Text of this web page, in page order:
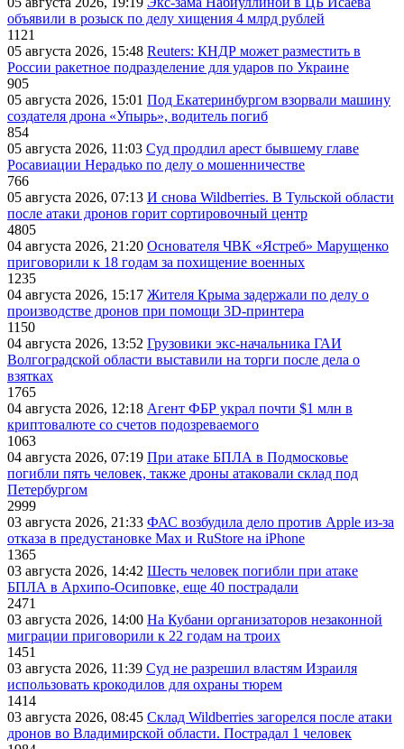
объявили в розыск по делу хищения 4 млрд рублей
1121
05 августа 2026, 15:48 Reuters: КНДР может разместить в
России ракетное подразделение для ударов по Украине
905
05 августа 2026, 15:01 Под Екатеринбургом взорвали машину
создателя дрона «Упырь», водитель погиб
854
05 августа 2026, 11:03 Суд продлил арест бывшему главе
Росавиации Нерадько по делу о мошенничестве
766
05 августа 2026, 07:13 И снова Wildberries. В Тульской области
после атаки дронов горит сортировочный центр
4805
04 августа 2026, 21:20 Основателя ЧВК «Ястреб» Марущенко
приговорили к 18 годам за похищение военных
1235
04 августа 2026, 15:17 Жителя Крыма задержали по делу о
производстве дронов при помощи 3D‑принтера
1150
04 августа 2026, 13:52 Грузовики экс-начальника ГАИ
Волгоградской области выставили на торги после дела о
взятках
1765
04 августа 2026, 12:18 Агент ФБР украл почти $1 млн в
криптовалюте со счетов подозреваемого
1063
04 августа 2026, 07:19 При атаке БПЛА в Подмосковье
погибли пять человек, также дроны атаковали склад под
Петербургом
2999
03 августа 2026, 21:33 ФАС возбудила дело против Apple из-за
отказа в предустановке Max и RuStore на iPhone
1365
03 августа 2026, 14:42 Шесть человек погибли при атаке
БПЛА в Архипо-Осиповке, еще 40 пострадали
2471
03 августа 2026, 14:00 На Кубани организаторов незаконной
миграции приговорили к 22 годам на троих
1451
03 августа 2026, 11:39 Суд не разрешил властям Израиля
использовать крокодилов для охраны тюрем
1414
03 августа 2026, 08:45 Склад Wildberries загорелся после атаки
дронов во Владимирской области. Пострадал 1 человек